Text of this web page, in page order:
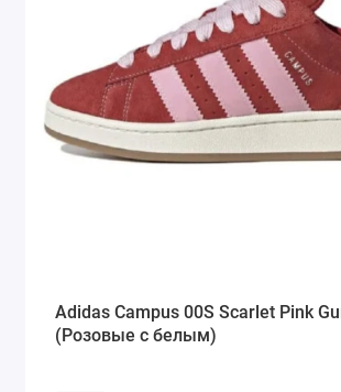
Adidas Campus 00S Scarlet Pink
(Розовые с белым)